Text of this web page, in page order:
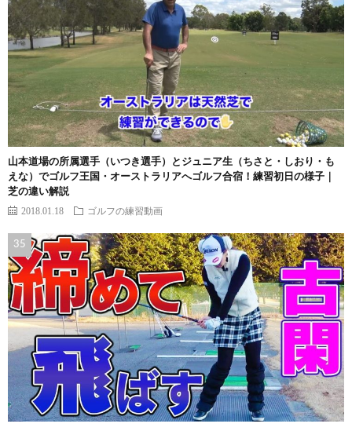
山本道場の所属選手（いつき選手）とジュニア生（ちさと・しおり・も
えな）でゴルフ王国・オーストラリアへゴルフ合宿！練習初日の様子｜
芝の違い解説
2018.01.18 ゴルフの練習動画